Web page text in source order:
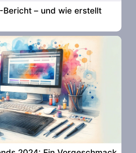
Bericht – und wie erstellt